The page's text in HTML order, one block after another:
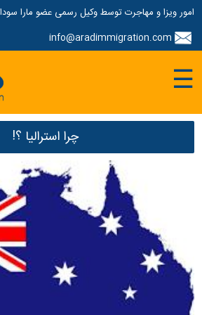
info@aradimmigration.com
☰
چرا استرالیا ؟!